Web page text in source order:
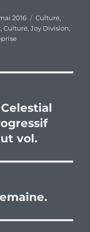
2016 Catégories
Culture,
,Culture,Joy Division,
vol.